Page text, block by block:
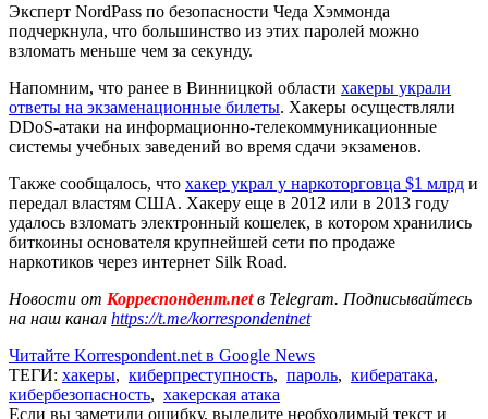
Эксперт NordPass по безопасности Чеда Хэммонда
подчеркнула, что большинство из этих паролей можно
взломать меньше чем за секунду.
Напомним, что ранее в Винницкой области хакеры украли
ответы на экзаменационные билеты. Хакеры осуществляли
DDoS-атаки на информационно-телекоммуникационные
системы учебных заведений во время сдачи экзаменов.
Также сообщалось, что хакер украл у наркоторговца $1 млрд и
передал властям США. Хакеру еще в 2012 или в 2013 году
удалось взломать электронный кошелек, в котором хранились
биткоины основателя крупнейшей сети по продаже
наркотиков через интернет Silk Road.
Новости от Корреспондент.netв Telegram. Подписывайтесь
на наш канал https://t.me/korrespondentnet
Читайте Korrespondent.net в Google News
ТЕГИ: хакеры, киберпреступность, пароль, кибератака,
кибербезопасность, хакерская атака
Если вы заметили ошибку, выделите необходимый текст и